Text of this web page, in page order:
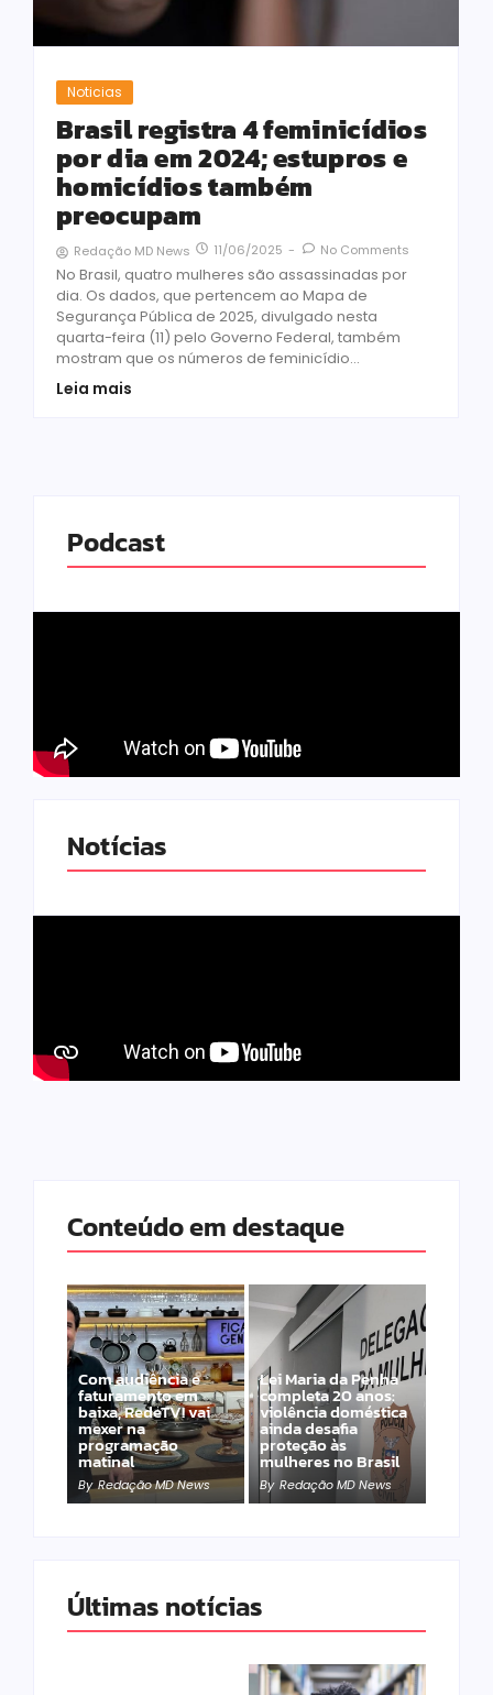
Noticias
Brasil registra 4 feminicídios
por dia em 2024; estupros e
homicídios também
preocupam
Redação MD News 11/06/2025 - No Comments
No Brasil, quatro mulheres são assassinadas por
dia. Os dados, que pertencem ao Mapa de
Segurança Pública de 2025, divulgado nesta
quarta-feira (11) pelo Governo Federal, também
mostram que os números de feminicídio...
Leia mais
Podcast
Notícias
Conteúdo em destaque
Com audiência e
faturamento em
baixa, RedeTV! vai
mexer na
programação
matinal
By Redação MD News
Lei Maria da Penha
completa 20 anos:
violência doméstica
ainda desafia
proteção às
mulheres no Brasil
By Redação MD News
Últimas notícias